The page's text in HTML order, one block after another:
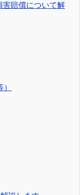
害賠償について解